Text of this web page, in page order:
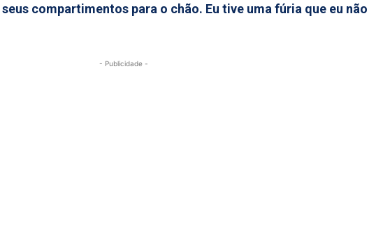
compartimentos para o chão. Eu tive uma fúria que eu não
- Publicidade -